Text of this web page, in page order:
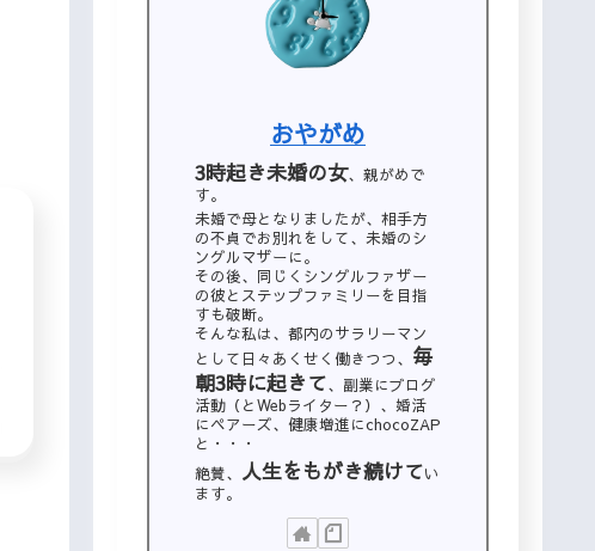
おやがめ
3時起き未婚の女、親がめで
す。
未婚で母となりましたが、相手方
の不貞でお別れをして、未婚のシ
ングルマザーに。
その後、同じくシングルファザー
の彼とステップファミリーを目指
すも破断。
そんな私は、都内のサラリーマン
として日々あくせく働きつつ、 毎
朝3時に起きて、副業にブログ
活動（とWebライター？）、婚活
にペアーズ、健康増進にchocoZAP
と・・・
絶賛、 人生をもがき続けてい
ます。